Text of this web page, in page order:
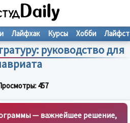
руководство для
457
Лайфхак Курсы Хобби
— важнейшее решение,